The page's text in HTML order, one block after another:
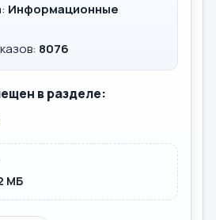
Информационные
8076
в разделе:
MБ